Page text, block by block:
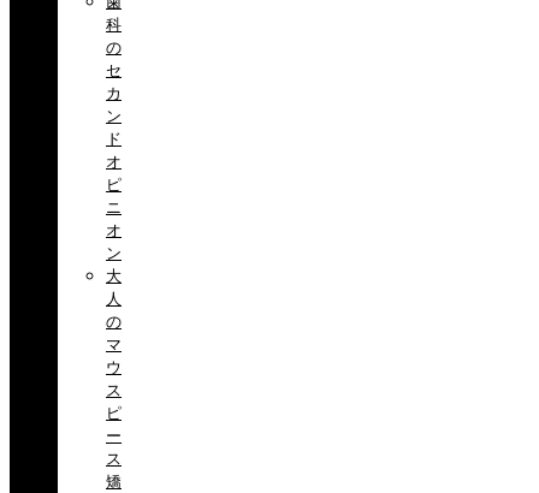
科
の
セ
カ
ン
ド
オ
ピ
ニ
オ
ン
大
人
の
マ
ウ
ス
ピ
ー
ス
矯